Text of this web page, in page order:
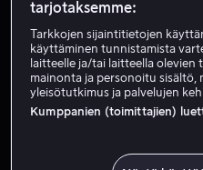
tarjotaksemme:
Tarkkojen sijaintitietojen
käyttäminen tunnistamista
laitteelle ja/tai laitteella
mainonta ja personoitu sisältö,
yleisötutkimus ja palvelujen
Kumppanien (toimittajien)